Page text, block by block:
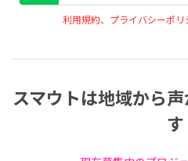
利用規約、プライバシーポ
スマウトは地域から
す